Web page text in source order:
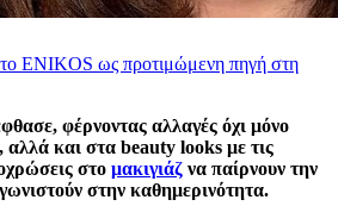
ENIKOS ως προτιμώμενη πηγή στη
φέρνοντας αλλαγές όχι μόνο
αλλά και στα beauty looks με τις
στο μακιγιάζ να παίρνουν την
στην καθημερινότητα.